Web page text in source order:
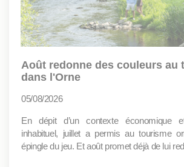
Août redonne des couleurs au
dans l'Orne
05/08/2026
En dépit d’un contexte économique
inhabituel, juillet a permis au tourisme
épingle du jeu. Et août promet déjà de lui